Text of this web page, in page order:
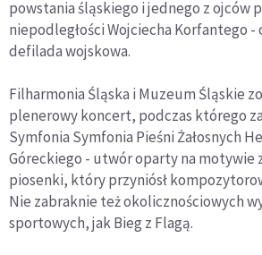
powstania śląskiego i jednego z ojców
niepodległości Wojciecha Korfantego -
defilada wojskowa.
Filharmonia Śląska i Muzeum Śląskie
plenerowy koncert, podczas którego
Symfonia Symfonia Pieśni Żałosnych
Góreckiego - utwór oparty na motywie
piosenki, który przyniósł
Nie zabraknie też okolicznościowych
sportowych, jak Bieg z Flagą.